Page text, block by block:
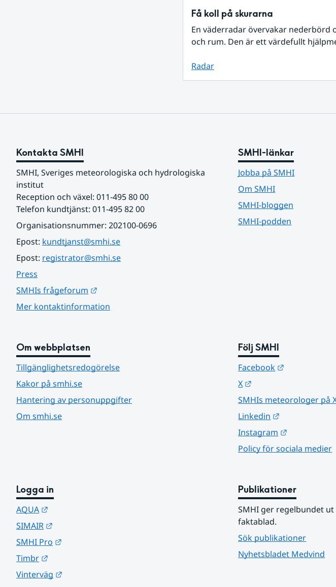
Få koll på skurarna
En väderradar övervakar nederbörd
och rum. Den är ett värdefullt
Radar
Kontakta SMHI
SMHI, Sveriges meteorologiska och hydrologiska
institut
Reception och växel: 011-495 80 00
Telefon kundtjänst: 011-495 82 00
Organisationsnummer: 202100-0696
Epost: kundtjanst@smhi.se
Epost: registrator@smhi.se
Press
SMHIs frågeforum
Mer kontaktinformation
SMHI-länkar
Jobba på SMHI
Om SMHI
SMHI-bloggen
SMHI-podden
Om webbplatsen
Tillgänglighetsredogörelse
Kakor på smhi.se
Hantering av personuppgifter
Om smhi.se
Följ SMHI
Facebook
X
SMHIs meteorologer på
Linkedin
Instagram
Policy för sociala medier
Logga in
AQUA
SIMAIR
SMHI Pro
Timbr
Vinterväg
Publikationer
SMHI ger regelbundet
faktablad.
Sök publikationer
Nyhetsbladet Medvind